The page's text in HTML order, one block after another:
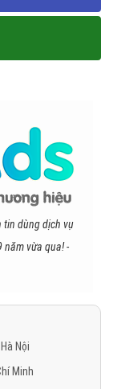
tin dùng dịch vụ
năm vừa qua! -
Nội
Minh